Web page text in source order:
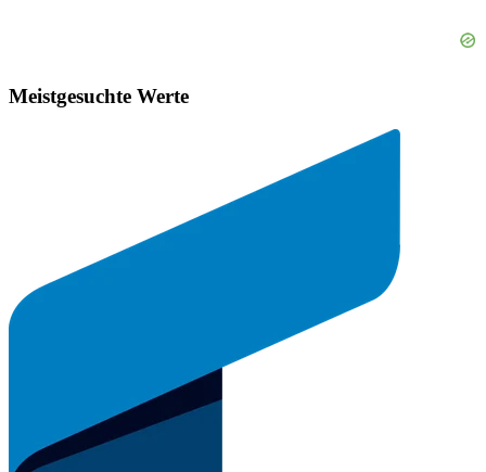
Meistgesuchte Werte